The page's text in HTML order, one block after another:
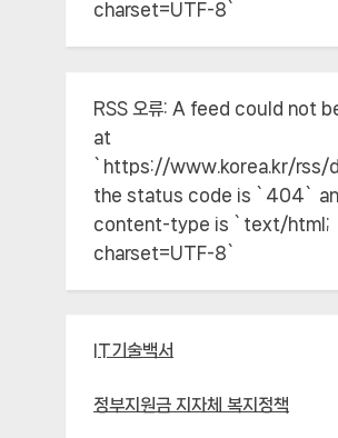
charset=UTF-8`
RSS 오류: A feed could not
at
`https://www.korea.kr/rss/
the status code is `404`
content-type is `text/html;
charset=UTF-8`
IT기술백서
정부지원금 지자체 복지정책